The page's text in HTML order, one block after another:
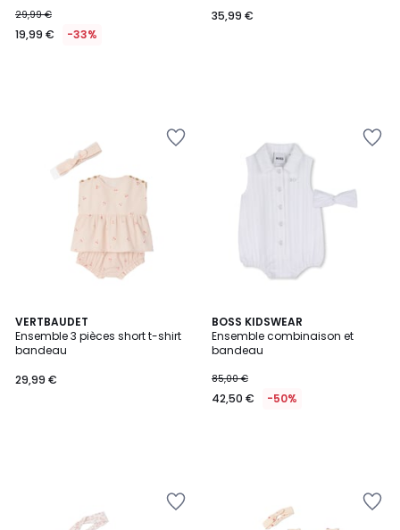
29,99 €
19,99 € -33%
35,99 €
VERTBAUDET
Ensemble 3 pièces short t-shirt
bandeau
29,99 €
BOSS KIDSWEAR
Ensemble combinaison et
bandeau
85,00 €
42,50 € -50%